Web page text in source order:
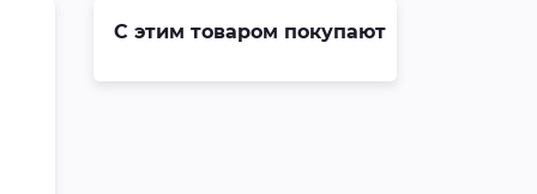
С этим товаром покупают